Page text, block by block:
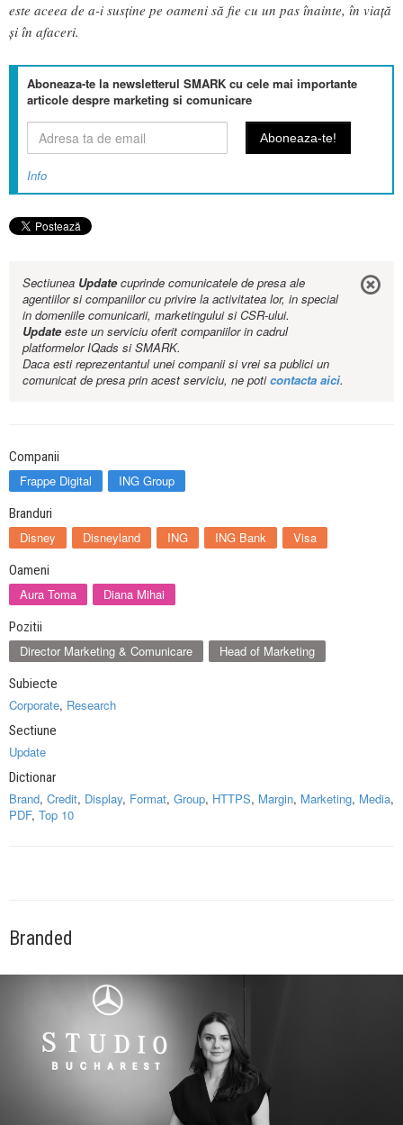
este aceea de a-i susține pe oameni să fie cu un pas înainte, în viață
și în afaceri.
Aboneaza-te la newsletterul SMARK cu cele mai importante
articole despre marketing si comunicare
Info
Sectiunea Updatecuprinde comunicatele de presa ale
agentiilor si companiilor cu privire la activitatea lor, in special
in domeniile comunicarii, marketingului si CSR-ului.
Updateeste un serviciu oferit companiilor in cadrul
platformelor IQads si SMARK.
Daca esti reprezentantul unei companii si vrei sa publici un
comunicat de presa prin acest serviciu, ne poticontacta aici.
Companii
Frappe Digital ING Group
Branduri
Disney Disneyland ING ING Bank Visa
Oameni
Aura Toma Diana Mihai
Pozitii
Director Marketing & Comunicare Head of Marketing
Subiecte
Corporate, Research
Sectiune
Update
Dictionar
Brand, Credit, Display, Format, Group, HTTPS, Margin, Marketing, Media,
PDF, Top 10
Branded